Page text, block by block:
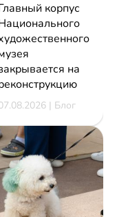
корпус
на
| Блог